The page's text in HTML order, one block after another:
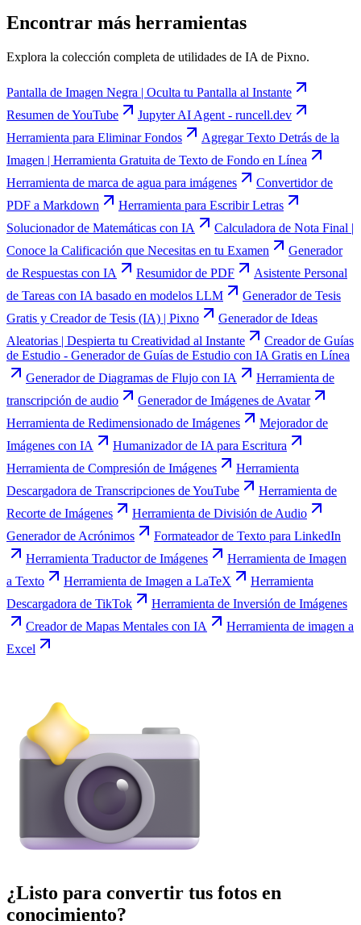
Encontrar más herramientas
Explora la colección completa de utilidades de IA de Pixno.
Pantalla de Imagen Negra | Oculta tu Pantalla al Instante
Resumen de YouTube
Jupyter AI Agent - runcell.dev
Herramienta para Eliminar Fondos
Agregar Texto Detrás de la
Imagen | Herramienta Gratuita de Texto de Fondo en Línea
Herramienta de marca de agua para imágenes
Convertidor de
PDF a Markdown
Herramienta para Escribir Letras
Solucionador de Matemáticas con IA
Calculadora de Nota Final |
Conoce la Calificación que Necesitas en tu Examen
Generador
de Respuestas con IA
Resumidor de PDF
Asistente Personal
de Tareas con IA basado en modelos LLM
Generador de Tesis
Gratis y Creador de Tesis (IA) | Pixno
Generador de Ideas
Aleatorias | Despierta tu Creatividad al Instante
Creador de Guías
de Estudio - Generador de Guías de Estudio con IA Gratis en Línea
Generador de Diagramas de Flujo con IA
Herramienta de
transcripción de audio
Generador de Imágenes de Avatar
Herramienta de Redimensionado de Imágenes
Mejorador de
Imágenes con IA
Humanizador de IA para Escritura
Herramienta de Compresión de Imágenes
Herramienta
Descargadora de Transcripciones de YouTube
Herramienta de
Recorte de Imágenes
Herramienta de División de Audio
Generador de Acrónimos
Formateador de Texto para LinkedIn
Herramienta Traductor de Imágenes
Herramienta de Imagen
a Texto
Herramienta de Imagen a LaTeX
Herramienta
Descargadora de TikTok
Herramienta de Inversión de Imágenes
Creador de Mapas Mentales con IA
Herramienta de imagen a
Excel
¿Listo para convertir tus fotos en
conocimiento?